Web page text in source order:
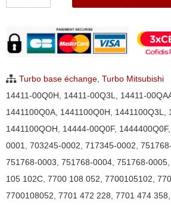
Mitsubishi
Carisma,
Star
Garrett
Turbo base échange, Turbo Mitsubishi
14411-00Q0H, 14411-00Q3L, 14411-
1441100Q0A, 1441100Q0H, 1441100Q3L,
1441100QOH, 14444-00Q0F, 1444400Q0F,
0001, 703245-0002, 717345-0002,
751768-0003, 751768-0004, 751768-0005,
105 102C, 7700 108 052, 7700105102,
7700108052, 7701 472 228, 7701 474 358,